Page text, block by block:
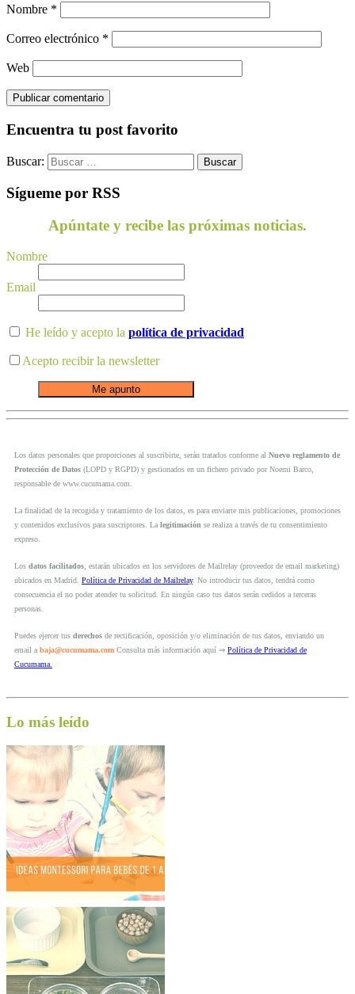
Nombre *
Correo electrónico *
Web
Encuentra tu post favorito
Buscar:
Sígueme por RSS
Apúntate y recibe las próximas noticias.
Nombre
Email
He leído y acepto la política de privacidad
Acepto recibir la newsletter
Los datos personales que proporciones al suscribirte, serán tratados conforme al Nuevo reglamento de
Protección de Datos (LOPD y RGPD) y gestionados en un fichero privado por Noemi Barco,
responsable de www.cucumama.com.
La finalidad de la recogida y tratamiento de los datos, es para enviarte mis publicaciones, promociones
y contenidos exclusivos para suscriptores. La legitimación se realiza a través de tu consentimiento
expreso.
Los datos facilitados , estarán ubicados en los servidores de Mailrelay (proveedor de email marketing)
ubicados en Madrid. Política de Privacidad de Mailrelay. No introducir tus datos, tendrá como
consecuencia el no poder atender tu solicitud. En ningún caso tus datos serán cedidos a terceras
personas.
Puedes ejercer tus derechos de rectificación, oposición y/o eliminación de tus datos, enviando un
email a baja@cucumama.com Consulta más información aquí ⇒ Política de Privacidad de
Cucumama.
Lo más leído